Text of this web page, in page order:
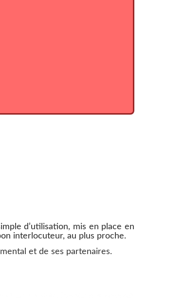
d’utilisation, mis en place en
interlocuteur, au plus proche.
et de ses partenaires.